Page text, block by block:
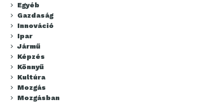
Egyéb
Gazdaság
Innováció
Ipar
Jármű
Képzés
Könnyű
Kultúra
Mozgás
Mozgásban